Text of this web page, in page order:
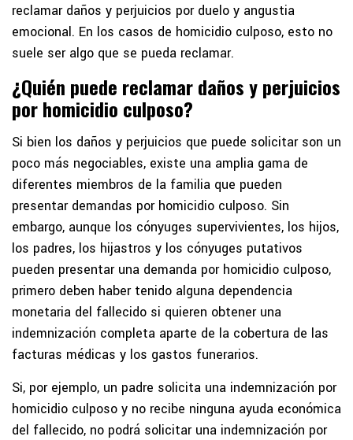
reclamar daños y perjuicios por duelo y angustia
emocional. En los casos de homicidio culposo, esto no
suele ser algo que se pueda reclamar.
¿Quién puede reclamar daños y perjuicios
por homicidio culposo?
Si bien los daños y perjuicios que puede solicitar son un
poco más negociables, existe una amplia gama de
diferentes miembros de la familia que pueden
presentar demandas por homicidio culposo. Sin
embargo, aunque los cónyuges supervivientes, los hijos,
los padres, los hijastros y los cónyuges putativos
pueden presentar una demanda por homicidio culposo,
primero deben haber tenido alguna dependencia
monetaria del fallecido si quieren obtener una
indemnización completa aparte de la cobertura de las
facturas médicas y los gastos funerarios.
Si, por ejemplo, un padre solicita una indemnización por
homicidio culposo y no recibe ninguna ayuda económica
del fallecido, no podrá solicitar una indemnización por